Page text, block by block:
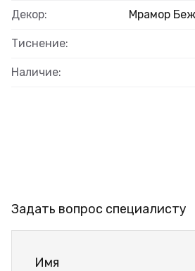
Декор: Мрамор
Тиснение:
Наличие:
Задать вопрос специалисту
Имя